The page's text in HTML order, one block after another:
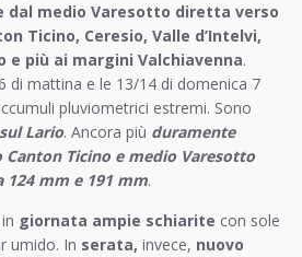
dal medio Varesotto diretta verso
Ticino, Ceresio, Valle d’Intelvi,
e più ai margini Valchiavenna.
di mattina e le 13/14 di domenica 7
pluviometrici estremi. Sono
Lario. Ancora più duramente
Canton Ticino e medio Varesotto
mm e 191 mm.
giornata ampie schiarite con sole
umido. In serata, invece, nuovo